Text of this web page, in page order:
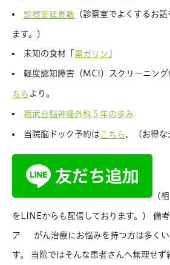
診察室延長戦 （診察室でよくするお
ます。）
未知の食材「 黒ガリン
軽度認知障害（MCI）スクリーニング
ちら より。
相武台脳神経外科５年の歩み
当院脳ドック予約は こちら 、（お得
（
をLINEからも配信しております。） 備
ア がん治療にお悩みを持つ方は多くい
す。 当院ではそんな患者さんへ無理せず